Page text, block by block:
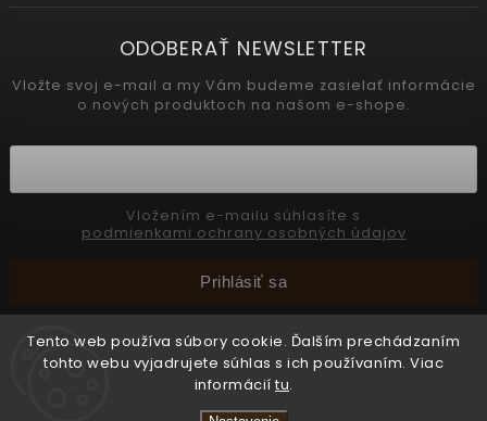
Tento web používa súbory cookie. Ďalším prechádzaním
tohto webu vyjadrujete súhlas s ich používaním. Viac
informácií tu.
Objednávky prijímame bez obmedzení, všetky
ODOBERAŤ NEWSLETTER
Vložte svoj e-mail a my Vám budeme zasielať informácie
o nových produktoch na našom e-shope.
podmienkami ochrany osobných údajov
Prihlásiť sa
Copyright 2026INTERMEDIC SK. Všetky práva vyhradené.